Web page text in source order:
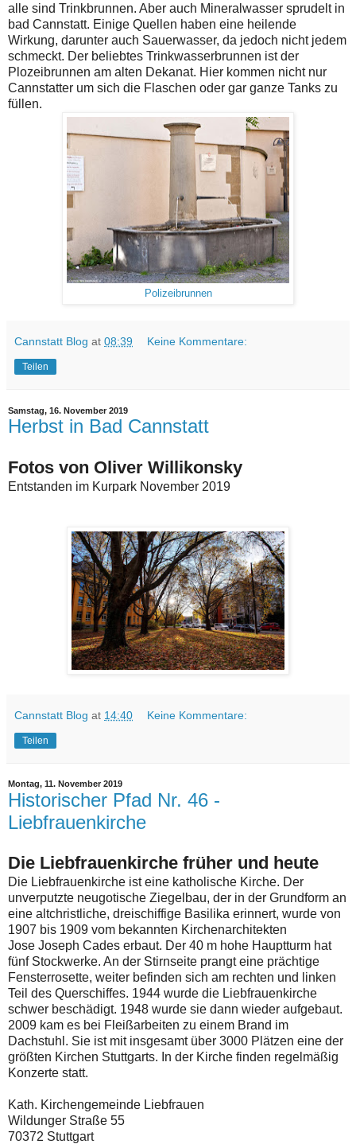
alle sind Trinkbrunnen. Aber auch Mineralwasser sprudelt in
bad Cannstatt. Einige Quellen haben eine heilende
Wirkung, darunter auch Sauerwasser, da jedoch nicht jedem
schmeckt. Der beliebtes Trinkwasserbrunnen ist der
Plozeibrunnen am alten Dekanat. Hier kommen nicht nur
Cannstatter um sich die Flaschen oder gar ganze Tanks zu
füllen.
Polizeibrunnen
Cannstatt Blog at 08:39 Keine Kommentare:
Teilen
Samstag, 16. November 2019
Herbst in Bad Cannstatt
Fotos von Oliver Willikonsky
Entstanden im Kurpark November 2019
Cannstatt Blog at 14:40 Keine Kommentare:
Teilen
Montag, 11. November 2019
Historischer Pfad Nr. 46 -
Liebfrauenkirche
Die Liebfrauenkirche früher und heute
Die Liebfrauenkirche ist eine katholische Kirche. Der
unverputzte neugotische Ziegelbau, der in der Grundform an
eine altchristliche, dreischiffige Basilika erinnert, wurde von
1907 bis 1909 vom bekannten Kirchenarchitekten
Jose Joseph Cades erbaut. Der 40 m hohe Hauptturm hat
fünf Stockwerke. An der Stirnseite prangt eine prächtige
Fensterrosette, weiter befinden sich am rechten und linken
Teil des Querschiffes. 1944 wurde die Liebfrauenkirche
schwer beschädigt. 1948 wurde sie dann wieder aufgebaut.
2009 kam es bei Fleißarbeiten zu einem Brand im
Dachstuhl. Sie ist mit insgesamt über 3000 Plätzen eine der
größten Kirchen Stuttgarts. In der Kirche finden regelmäßig
Konzerte statt.
Kath. Kirchengemeinde Liebfrauen
Wildunger Straße 55
70372 Stuttgart